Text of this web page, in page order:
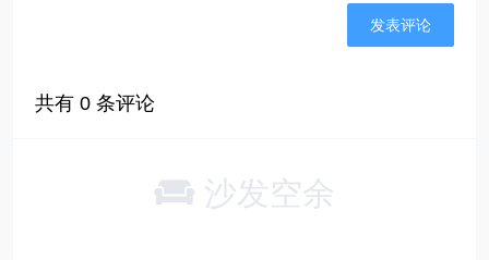
共有0 条评论
沙发空余